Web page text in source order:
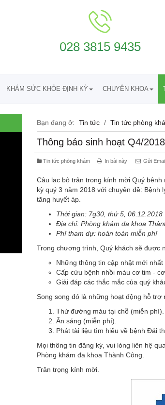
028 3815 9435
KHÁM SỨC KHỎE ĐỊNH KỲ CHUYÊN KHOA
Bạn đang ở: Tin tức / Tin tức phòng
Thông báo sinh hoạt Q4/
Tin tức phòng khám In bài này Gửi
Câu lạc bộ trân trọng kính mời Quý
kỳ quý 3 năm 2018 với chuyên đề: Bệnh
tăng huyết áp.
Thời gian: 7g30, thứ 5, 06.12.2018
Địa chỉ: Phòng khám đa khoa
Phí tham dự: hoàn toàn miễn phí
Trong chương trình, Quý khách sẽ được
Những thông tin cập nhật mới
Cấp cứu bệnh nhồi máu cơ tim -
Giải đáp các thắc mắc của quý
Song song đó là những hoạt động hỗ trợ
Thử đường máu tại chỗ (miễn phí).
Ăn sáng (miễn phí).
Phát tài liệu tìm hiểu về bệnh Đái
Mọi thông tin đăng ký, vui lòng liên hệ
Phòng khám đa khoa Thành Công.
Trân trọng kính mời.